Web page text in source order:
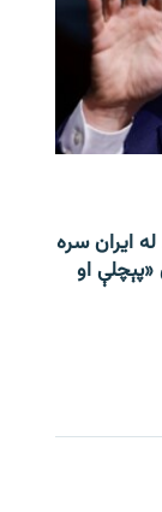
ایران سره
او